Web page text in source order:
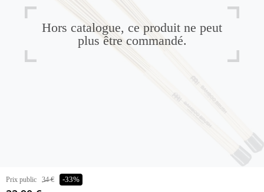
Hors catalogue, ce produit ne peut
plus être commandé.
Prix public 34 € -33%